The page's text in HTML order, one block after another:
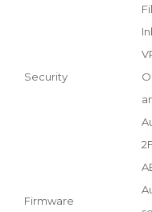
Security
Firmware